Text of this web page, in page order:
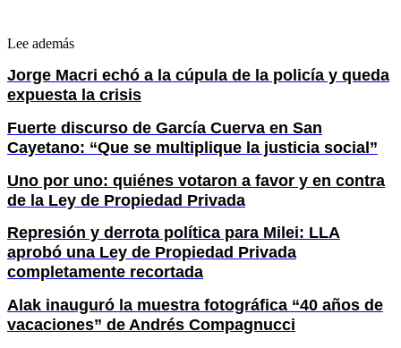
Lee además
Jorge Macri echó a la cúpula de la policía y queda
expuesta la crisis
Fuerte discurso de García Cuerva en San
Cayetano: “Que se multiplique la justicia social”
Uno por uno: quiénes votaron a favor y en contra
de la Ley de Propiedad Privada
Represión y derrota política para Milei: LLA
aprobó una Ley de Propiedad Privada
completamente recortada
Alak inauguró la muestra fotográfica “40 años de
vacaciones” de Andrés Compagnucci